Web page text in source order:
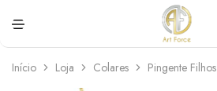
Force
personalizadas
Início Loja Colares Pingente Filhos